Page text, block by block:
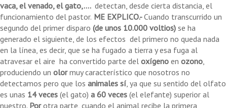
vaca, el venado, el gato,.... detectan, desde cierta distancia, el
funcionamiento del pastor. ME EXPLICO.-Cuando transcurrido un
segundo del primer disparo (de unos 10.000 voltios) se ha
generado el siguiente, de los efectos del primero no queda nada
en la línea, es decir, que se ha fugado a tierra y esa fuga al
atravesar el aire ha convertido parte del oxígeno en ozono,
produciendo un olormuy característico que nosotros no
detectamos pero que los animales sí, ya que su sentido del olfato
es unas 14 veces (el gato) a 60 veces (el elefante) superior al
nuestro. Porotra parte, cuando el animal recibe la primera